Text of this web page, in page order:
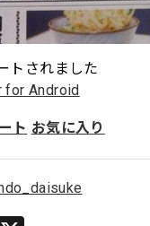
トされました
for Android
ト お気に入り